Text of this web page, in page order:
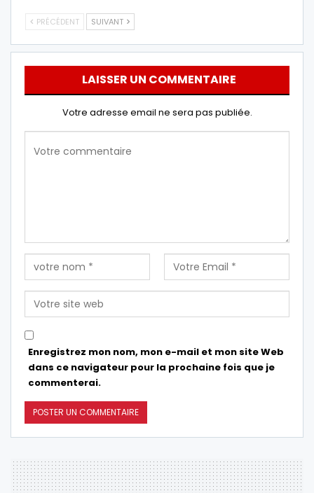
PRÉCÉDENT SUIVANT
LAISSER UN COMMENTAIRE
Votre adresse email ne sera pas publiée.
Enregistrez mon nom, mon e-mail et mon site Web
dans ce navigateur pour la prochaine fois que je
commenterai.